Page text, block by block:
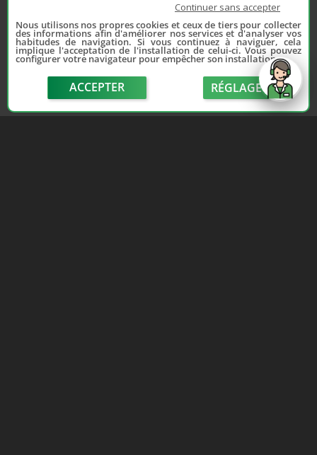
Continuer sans accepter
Nous utilisons nos propres cookies et ceux de tiers pour collecter
des informations afin d'améliorer nos services et d'analyser vos
habitudes de navigation. Si vous continuez à naviguer, cela
implique l'acceptation de l'installation de celui-ci. Vous pouvez
configurer votre navigateur pour empêcher son installation.
ACCEPTER RÉGLAGE